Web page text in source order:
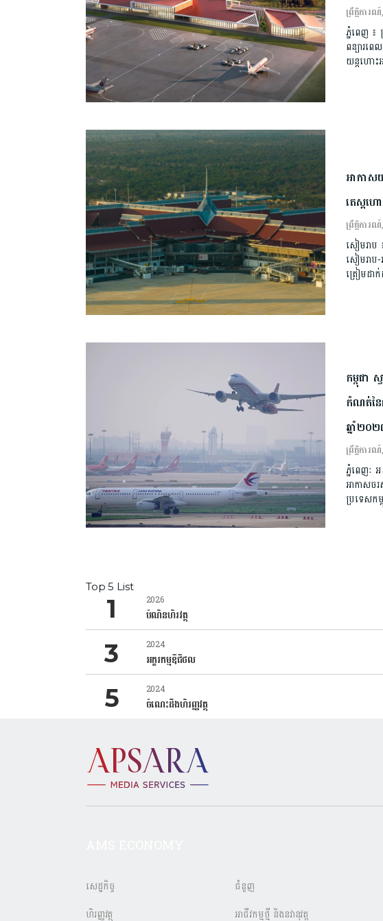
ព្រឹត្តិការណ៍,
ភ្នំពេញ ៖
ពន្យារព
យន្តហោះ
អាកាសយ
តេស្តហ
ព្រឹត្តិការណ៍,
សៀមរាប
សៀមរាប
ត្រៀមដា
កម្ពុជា
កំណត់នៃ
ឆ្នាំ២០
ព្រឹត្តិការណ៍,
ភ្នំពេញៈ អ
អាកាសច
ប្រទេសក
Top 5 List
2026
បំណិនហិរវត្ថុ
2024
អក្ខរកម្មឌីជីថល
2024
ចំណេះដឹងហិរញ្ញវត្ថុ
សេដ្ឋកិច្ច
ហិរញ្ញវត្ថុ
ជំនួញ
អាជីវកម្មថ្មី និងនវានុវត្ត